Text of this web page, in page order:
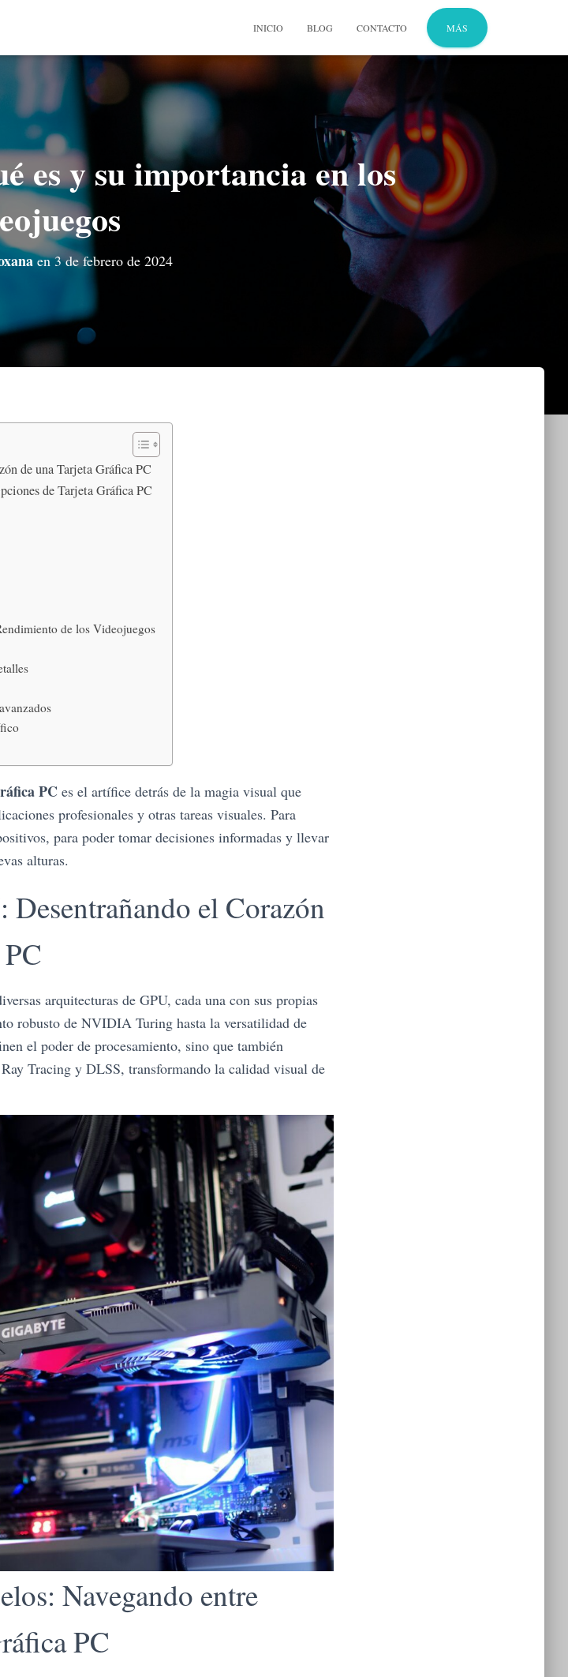
INICIO BLOG CONTACTO MÁS
es y su importancia en los
en3 de febrero de 2024
de una Tarjeta Gráfica PC
de Tarjeta Gráfica PC
de los Videojuegos
PC es el artífice detrás de la magia visual que
profesionales y otras tareas visuales. Para
para poder tomar decisiones informadas y llevar
alturas.
el Corazón
arquitecturas de GPU, cada una con sus propias
robusto de NVIDIA Turing hasta la versatilidad de
el poder de procesamiento, sino que también
Tracing y DLSS, transformando la calidad visual de
Navegando entre
PC